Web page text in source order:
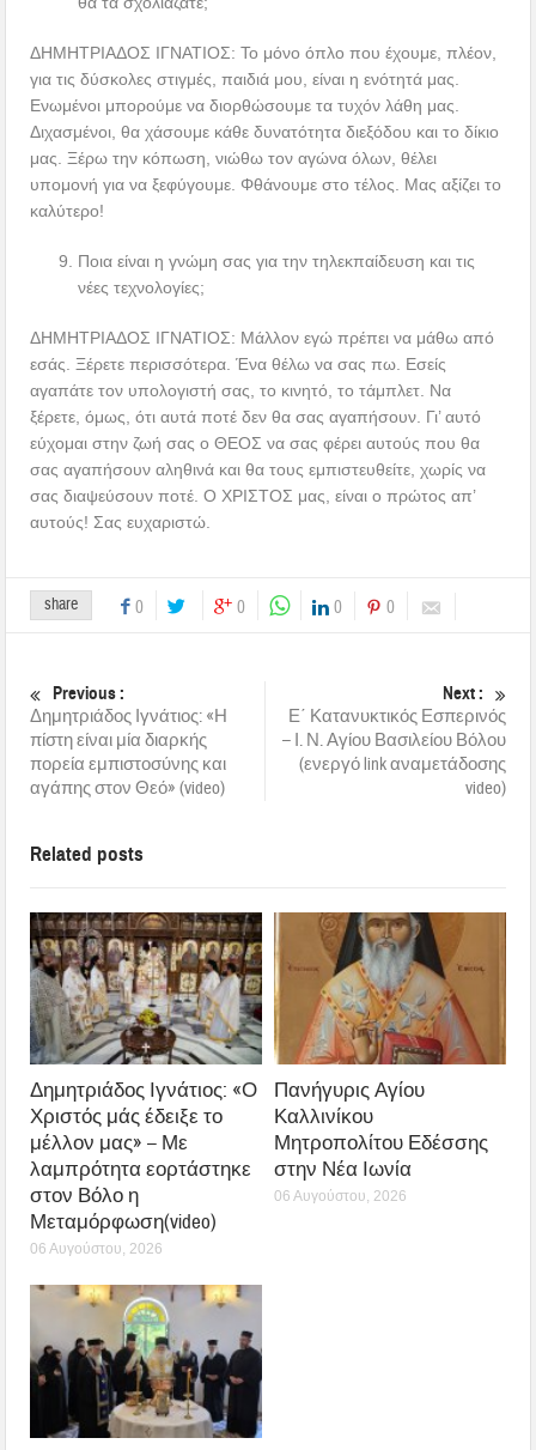
ΔΗΜΗΤΡΙΑΔΟΣ ΙΓΝΑΤΙΟΣ: Το μόνο όπλο που έχουμε, πλέον,
για τις δύσκολες στιγμές, παιδιά μου, είναι η ενότητά μας.
Ενωμένοι μπορούμε να διορθώσουμε τα τυχόν λάθη μας.
Διχασμένοι, θα χάσουμε κάθε δυνατότητα διεξόδου και το δίκιο
μας. Ξέρω την κόπωση, νιώθω τον αγώνα όλων, θέλει
υπομονή για να ξεφύγουμε. Φθάνουμε στο τέλος. Μας αξίζει το
καλύτερο!
Ποια είναι η γνώμη σας για την τηλεκπαίδευση και τις
νέες τεχνολογίες;
ΔΗΜΗΤΡΙΑΔΟΣ ΙΓΝΑΤΙΟΣ: Μάλλον εγώ πρέπει να μάθω από
εσάς. Ξέρετε περισσότερα. Ένα θέλω να σας πω. Εσείς
αγαπάτε τον υπολογιστή σας, το κινητό, το τάμπλετ. Να
ξέρετε, όμως, ότι αυτά ποτέ δεν θα σας αγαπήσουν. Γι’ αυτό
εύχομαι στην ζωή σας ο ΘΕΟΣ να σας φέρει αυτούς που θα
σας αγαπήσουν αληθινά και θα τους εμπιστευθείτε, χωρίς να
σας διαψεύσουν ποτέ. Ο ΧΡΙΣΤΟΣ μας, είναι ο πρώτος απ’
αυτούς! Σας ευχαριστώ.
share 0 0 0 0
Previous :
Δημητριάδος Ιγνάτιος: «Η
πίστη είναι μία διαρκής
πορεία εμπιστοσύνης και
αγάπης στον Θεό» (video)
Next :
Ε΄ Κατανυκτικός Εσπερινός
– Ι. Ν. Αγίου Βασιλείου Βόλου
(ενεργό link αναμετάδοσης
video)
Related posts
Δημητριάδος Ιγνάτιος: «Ο
Χριστός μάς έδειξε το
μέλλον μας» – Με
λαμπρότητα εορτάστηκε
στον Βόλο η
Μεταμόρφωση(video)
06 Αυγούστου, 2026
Πανήγυρις Αγίου
Καλλινίκου
Μητροπολίτου Εδέσσης
στην Νέα Ιωνία
06 Αυγούστου, 2026